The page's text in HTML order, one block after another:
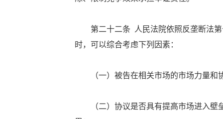
第二十二条 人民法院依照反垄断法第
时，可以综合考虑下列因素：
（一）被告在相关市场的市场力量和
（二）协议是否具有提高市场进入壁垒